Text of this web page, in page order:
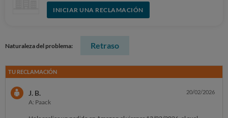
INICIAR UNA RECLAMACIÓN
Naturaleza del problema: Retraso
TU RECLAMACIÓN
J. B.
A: Paack
20/02/2026